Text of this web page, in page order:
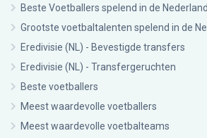
Beste Voetballers spelend in de
Grootste voetbaltalenten spelend in de
Eredivisie (NL) - Bevestigde transfers
Eredivisie (NL) - Transfergeruchten
Beste voetballers
Meest waardevolle voetballers
Meest waardevolle voetbalteams